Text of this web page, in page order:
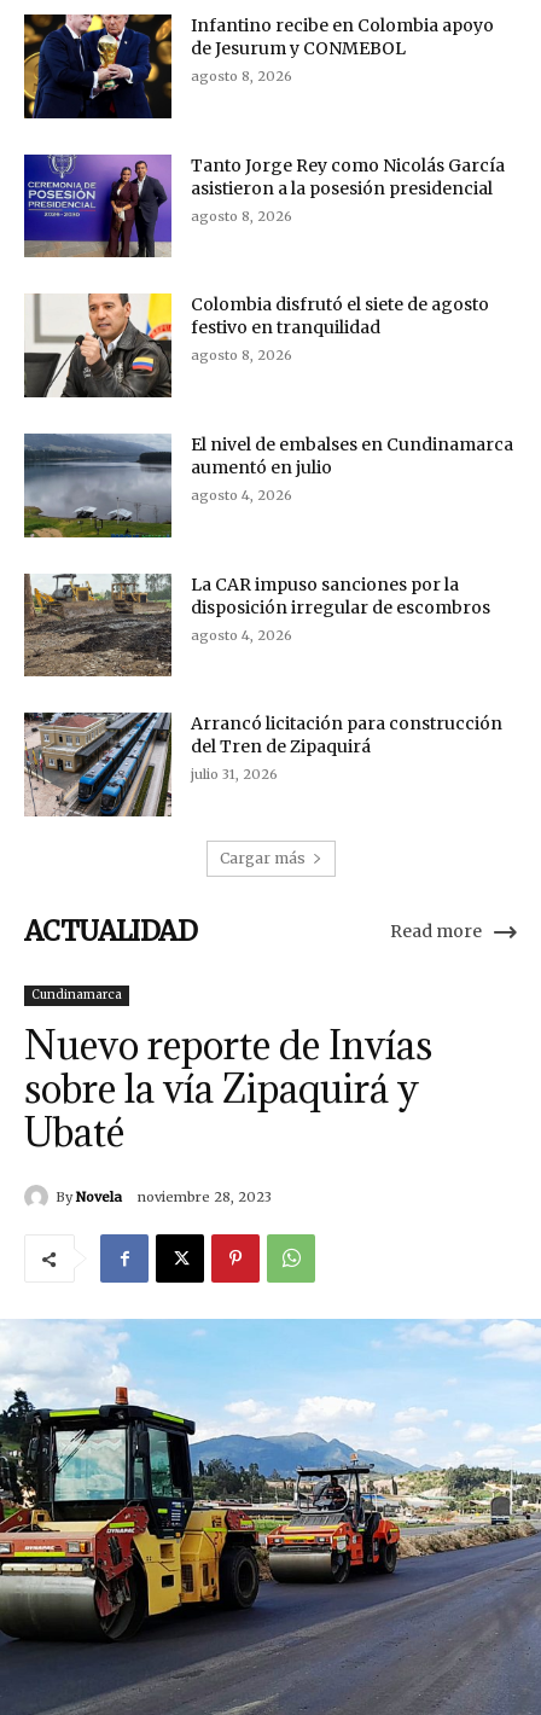
Infantino recibe en Colombia apoyo
de Jesurum y CONMEBOL
agosto 8, 2026
Tanto Jorge Rey como Nicolás García
asistieron a la posesión presidencial
agosto 8, 2026
Colombia disfrutó el siete de agosto
festivo en tranquilidad
agosto 8, 2026
El nivel de embalses en Cundinamarca
aumentó en julio
agosto 4, 2026
La CAR impuso sanciones por la
disposición irregular de escombros
agosto 4, 2026
Arrancó licitación para construcción
del Tren de Zipaquirá
julio 31, 2026
Cargar más
ACTUALIDAD Read more
Cundinamarca
Nuevo reporte de Invías
sobre la vía Zipaquirá y
Ubaté
By Novela noviembre 28, 2023